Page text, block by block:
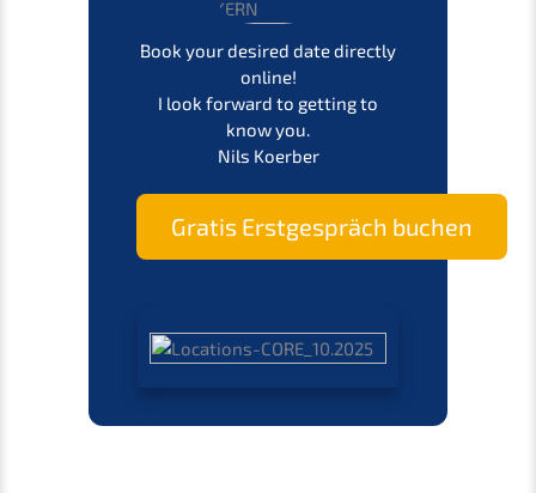
Book your desired date direct­ly
online!
I look forward to getting to
know you.
Nils Koerber
Gratis Erstge­spräch buchen